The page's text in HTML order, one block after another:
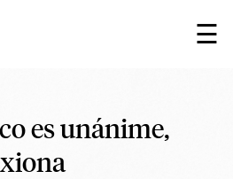
☰
×
es unánime,